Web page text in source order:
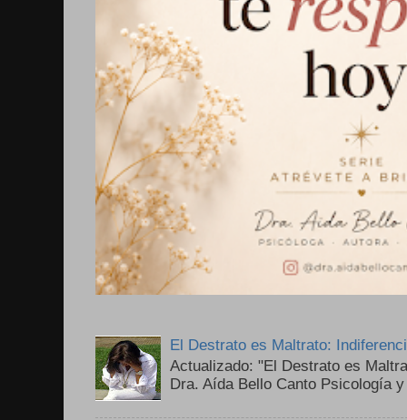
El Destrato es Maltrato:
Actualizado: "El Destrato es
Dra. Aída Bello Canto Psicología